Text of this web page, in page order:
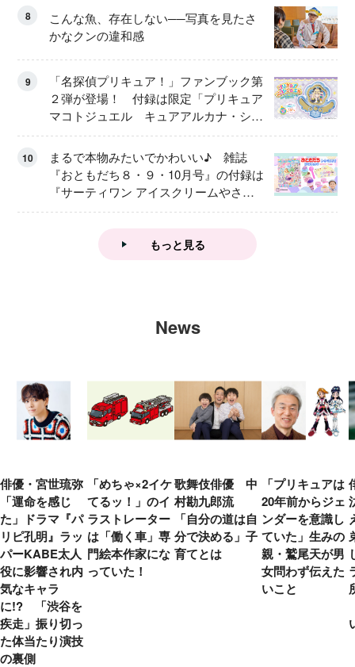
8
こんな魚、存在しない──写真を見たさ
かなクンの違和感
9
「名探偵プリキュア！」ファンブック第
２弾が登場！ 付録は限定「プリキュア
マコトジュエル キュアアルカナ・シャ
ドウ アイスver.」 キュアエクレールを
大特集！
10
まるで本物みたいでかわいい♪ 雑誌
『おともだち８・９・10月号』の付録は
『サーティワン アイスクリームやさ
ん』
もっと見る
News
俳優・宮世琉弥
「運命を感じ
た」ドラマ『パ
リピ孔明』ラッ
パーKABE太人
役に影響され内
気なキャラ
に!? 「渋谷を
疾走」振り切っ
た体当たり演技
の裏側
「めちゃ×2イケ
てるッ！」のイ
ラストレーター
は「働く車」専
門絵本作家にな
っていた！
歌舞伎俳優 中
村勘九郎流
「自分の道は自
分で決める」子
育てとは
「プリキュアは
20年前からジェ
ンダーを意識し
ていた」生みの
親・鷲尾天が男
女問わず伝えた
いこと